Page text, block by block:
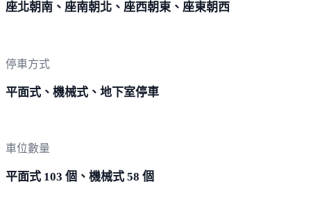
座北朝南、座南朝北、座西朝東、座東朝西
停車方式
平面式、機械式、地下室停車
車位數量
平面式 103 個、機械式 58 個